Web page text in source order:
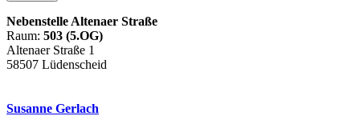
Nebenstelle Altenaer Straße
Raum: 503 (5.OG)
Altenaer Straße 1
58507 Lüdenscheid
Susanne Gerlach